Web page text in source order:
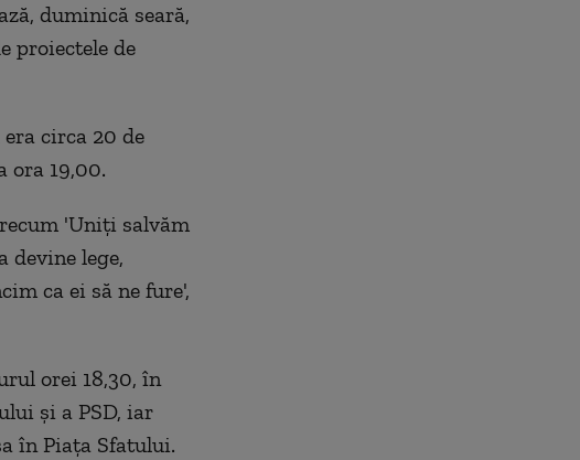
duminică seară,
proiectele de
circa 20 de
ora 19,00.
'Uniți salvăm
devine lege,
ca ei să ne fure',
orei 18,30, în
și a PSD, iar
în Piața Sfatului.